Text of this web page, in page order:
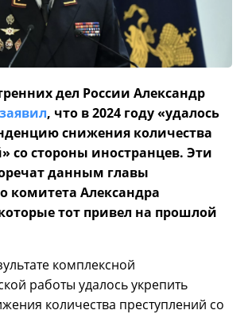
дел России Александр
заявил, что в 2024 году «удалось
снижения количества
со стороны иностранцев. Эти
данным главы
комитета Александра
тот привел на прошлой
комплексной
работы удалось укрепить
количества преступлений со